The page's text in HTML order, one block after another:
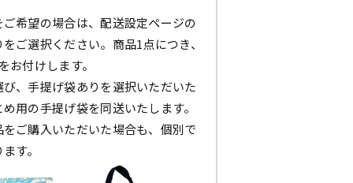
希望の場合は、配送設定ページの
ご選択ください。商品1点につき、
お付けします。
、手提げ袋ありを選択いただいた
用の手提げ袋を同送いたします。
ご購入いただいた場合も、個別で
す。